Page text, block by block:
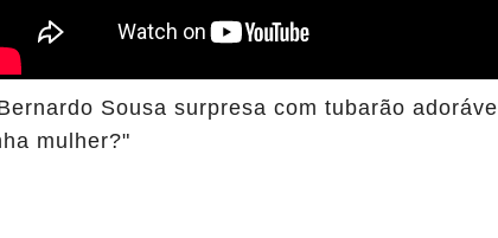
Sousa surpresa com tubarão adorável
mulher?"